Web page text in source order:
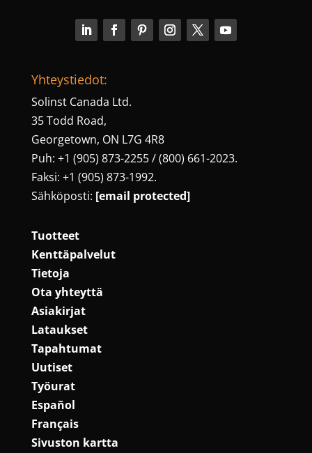
Yhteystiedot:
Solinst Canada Ltd.
35 Todd Road,
Georgetown, ON L7G 4R8
Puh: +1 (905) 873-2255 / (800) 661-2023.
Faksi: +1 (905) 873-1992.
Sähköposti: [email protected]
Tuotteet
Kenttäpalvelut
Tietoja
Ota yhteyttä
Asiakirjat
Lataukset
Tapahtumat
Uutiset
Työurat
Español
Français
Sivuston kartta